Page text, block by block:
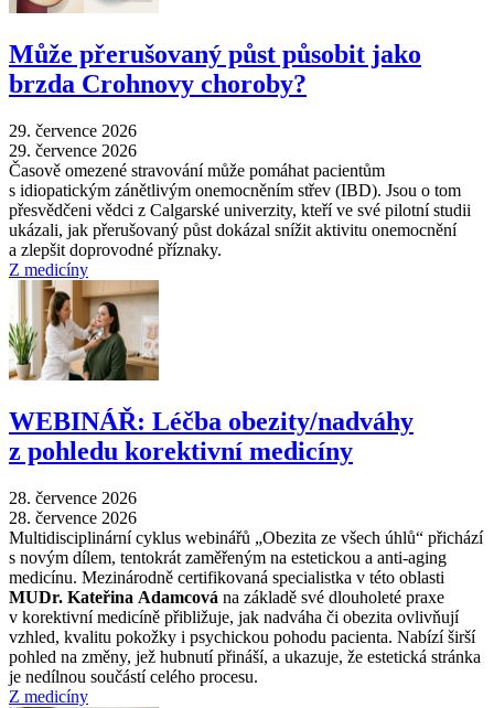
Může přerušovaný půst působit jako
brzda Crohnovy choroby?
29. července 2026
29. července 2026
Časově omezené stravování může pomáhat pacientům
s idiopatickým zánětlivým onemocněním střev (IBD). Jsou o tom
přesvědčeni vědci z Calgarské univerzity, kteří ve své pilotní studii
ukázali, jak přerušovaný půst dokázal snížit aktivitu onemocnění
a zlepšit doprovodné příznaky.
Z medicíny
WEBINÁŘ: Léčba obezity/nadváhy
z pohledu korektivní medicíny
28. července 2026
28. července 2026
Multidisciplinární cyklus webinářů „Obezita ze všech úhlů“ přichází
s novým dílem, tentokrát zaměřeným na estetickou a anti-aging
medicínu. Mezinárodně certifikovaná specialistka v této oblasti
MUDr. Kateřina Adamcová na základě své dlouholeté praxe
v korektivní medicíně přibližuje, jak nadváha či obezita ovlivňují
vzhled, kvalitu pokožky i psychickou pohodu pacienta. Nabízí širší
pohled na změny, jež hubnutí přináší, a ukazuje, že estetická stránka
je nedílnou součástí celého procesu.
Z medicíny